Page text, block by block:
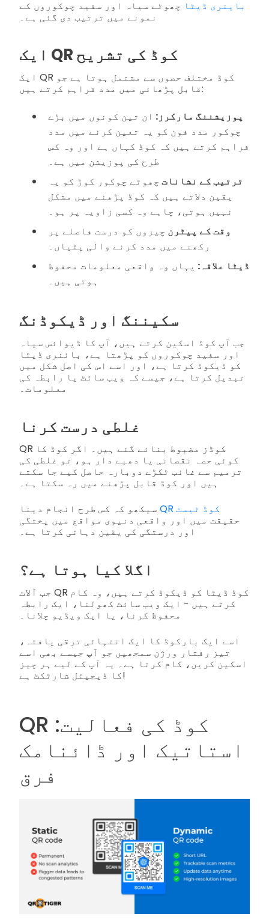
باينری ڈیٹا چھوٹے سیاہ اور سفید چوکوروں کے
نمونے میں ترتیب دی گئی ہے۔
ایک QR کوڈ کی تشریح
ایک QR کوڈ مختلف حصوں سے مشتمل ہوتا ہے جو
قابل پڑھائی میں مدد فراہم کرتے ہیں:
پوزیشننگ مارکرز: ان تین کونوں میں بڑے
چوکور مدد فون کو یہ تعین کرنے میں مدد
فراہم کرتے ہیں کہ کوڈ کہاں ہے اور وہ کس
طرح کی پوزیشن میں ہے۔
ترتیب کے نشانات چھوٹے چوکور کوڑ کو یہ
یقین دلاتے ہیں کہ کوڈ پڑھنے میں مشکل
نہیں ہوتی، چاہے وہ کسی زاویہ پر ہو۔
وقت کے پیٹرن چیزوں کو درست فاصلے پر
رکھنے میں مدد کرنے والی پٹیاں۔
ڈیٹا علاقہ: یہاں وہ واقعی معلومات محفوظ
ہوتی ہیں۔
سکیننگ اور ڈیکوڈنگ
جب آپ کوڈ اسکین کرتے ہیں، آپ کا ڈیوائس سیاہ
اور سفید چوکوروں کو پڑھتا ہے، بائنری ڈیٹا
کو ڈیکوڈ کرتا ہے، اور اسے اس کی اصل شکل میں
تبدیل کرتا ہے، جیسے کہ ویب سائٹ یا رابطہ کی
معلومات۔
غلطی درست کرنا
QR کوڈز مضبوط بنائے گئے ہیں۔ اگر کوڈ کا
کوئی حصہ نقصانی یا دھبے دار ہو، تو غلطی کی
ترمیم سے غائب ٹکڑے دوبارہ حاصل کیے جا سکتے
ہیں اور کوڈ قابل پڑھنے میں رہ سکتا ہے۔
QR کوڈ ٹیسٹ
حقیقت میں اور واقعی دنیوی مواقع میں پختگی
اور درستگی کی یقین دہانی کرتا ہے۔
اگلا کیا ہوتا ہے؟
جب آلات QR کوڈ ڈیٹا کو ڈیکوڈ کرتے ہیں، وہ کام
کرتے ہیں - ایک ویب سائٹ کھولنا، ایک رابطہ
محفوظ کرنا، یا ایک ویڈیو چلانا۔
اسے ایک بارکوڈ کا ایک انتہائی ترقی یافتہ،
تیز رفتار ورژن سمجھیں جو آپ جیسے بھی اسے
اسکین کریں، کام کرتا ہے۔ یہ آپ کے لیے ہر چیز
کا ڈیجیٹل شارٹکٹ ہے!
QR کوڈ کی فعالیت:
استاتیک اور ڈائنامک
فرق